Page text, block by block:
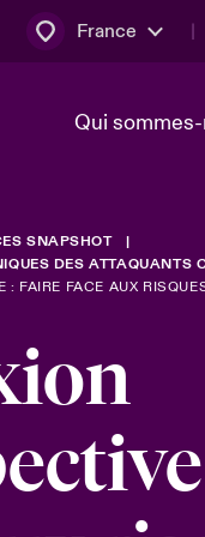
France
Qui
Conseil
direction
Bowler
Beazley
au poste
France
Client Cyber
SNAPSHOT
DES ATTAQUANTS
: FAIRE FACE AUX